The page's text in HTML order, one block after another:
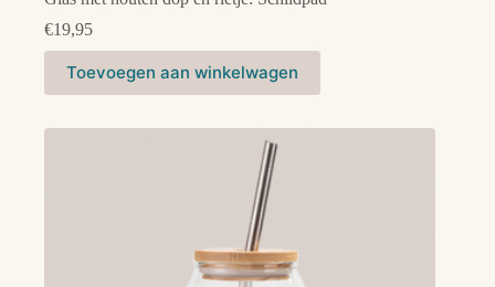
€19,95
Toevoegen aan winkelwagen